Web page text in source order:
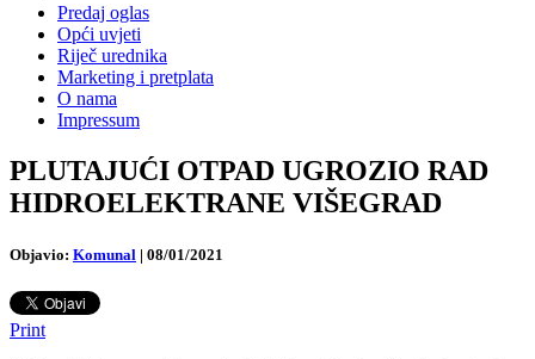
Predaj oglas
Opći uvjeti
Riječ urednika
Marketing i pretplata
O nama
Impressum
PLUTAJUĆI OTPAD UGROZIO RAD
HIDROELEKTRANE VIŠEGRAD
Objavio: Komunal | 08/01/2021
Print